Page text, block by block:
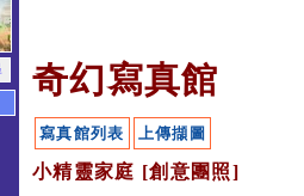
奇幻寫真館
寫真館列表 上傳擷圖
小精靈家庭 [創意團照]